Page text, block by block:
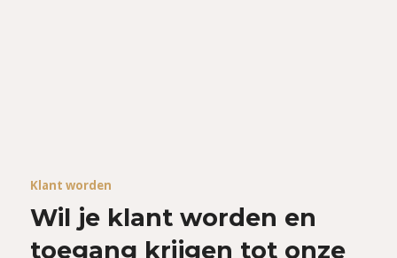
Klant worden
Wil je klant worden en
toegang krijgen tot onze